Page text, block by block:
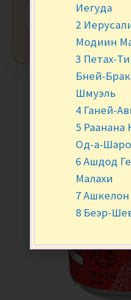
+
Иегуда
2
Модиин
3 Петах-
Бней-
Шмуэль
4 Ганей-
5 Раанана
Од-а-
6 Ашдод
Малахи
7
8 Беэр-